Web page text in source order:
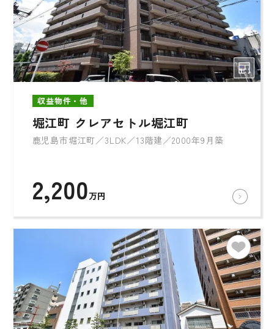
収益物件・他
堀江町 クレアセトル堀江町
鹿児島市堀江町／3LDK／13階建／2000年9月築
2,200万円